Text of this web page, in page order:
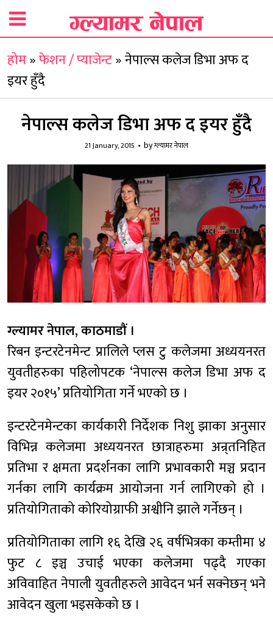
होम»फेशन / प्याजेन्ट»नेपाल्स कलेज डिभा अफ द
इयर हुँदै
नेपाल्स कलेज डिभा अफ द इयर हुँदै
21 January, 2015 byग्ल्यामर नेपाल
ग्ल्यामर नेपाल, काठमाडौं ।
रिबन इन्टरटेनमेन्ट प्रालिले प्लस टु कलेजमा अध्ययनरत
युवतीहरुका पहिलोपटक ‘नेपाल्स कलेज डिभा अफ द
इयर २०१५’ प्रतियोगिता गर्ने भएको छ ।
इन्टरटेनमेन्टका कार्यकारी निर्देशक निशु झाका अनुसार
विभिन्न कलेजमा अध्ययनरत छात्राहरुमा अन्र्तनिहित
प्रतिभा र क्षमता प्रदर्शनका लागि प्रभावकारी मञ्च प्रदान
गर्नका लागि कार्यक्रम आयोजना गर्न लागिएको हो ।
प्रतियोगिताको कोरियोग्राफी अश्वीनि झाले गर्नेछन् ।
प्रतियोगिताका लागि १६ देखि २६ वर्षभित्रका कम्तीमा ४
फुट ८ इञ्च उचाई भएका कलेजमा पढ्दै गएका
अविवाहित नेपाली युवतीहरुले आवेदन भर्न सक्नेछन् भने
आवेदन खुला भइसकेको छ ।